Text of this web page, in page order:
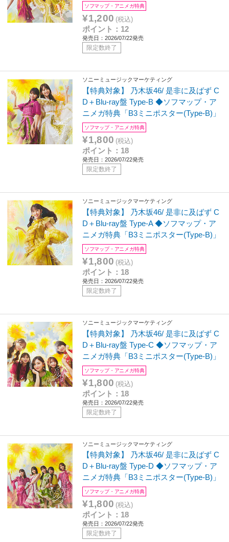
ソフマップ・アニメガ特典
¥1,200 (税込)
ポイント：12
発売日：2026/07/22発売
限定数終了
ソニーミュージックマーケティング
【特典対象】 乃木坂46/ 是非に及ばず C
D＋Blu-ray盤 Type-B ◆ソフマップ・ア
ニメガ特典「B3ミニポスター(Type-B)」
ソフマップ・アニメガ特典
¥1,800 (税込)
ポイント：18
発売日：2026/07/22発売
限定数終了
ソニーミュージックマーケティング
【特典対象】 乃木坂46/ 是非に及ばず C
D＋Blu-ray盤 Type-A ◆ソフマップ・ア
ニメガ特典「B3ミニポスター(Type-B)」
ソフマップ・アニメガ特典
¥1,800 (税込)
ポイント：18
発売日：2026/07/22発売
限定数終了
ソニーミュージックマーケティング
【特典対象】 乃木坂46/ 是非に及ばず C
D＋Blu-ray盤 Type-C ◆ソフマップ・ア
ニメガ特典「B3ミニポスター(Type-B)」
ソフマップ・アニメガ特典
¥1,800 (税込)
ポイント：18
発売日：2026/07/22発売
限定数終了
ソニーミュージックマーケティング
【特典対象】 乃木坂46/ 是非に及ばず C
D＋Blu-ray盤 Type-D ◆ソフマップ・ア
ニメガ特典「B3ミニポスター(Type-B)」
ソフマップ・アニメガ特典
¥1,800 (税込)
ポイント：18
発売日：2026/07/22発売
限定数終了